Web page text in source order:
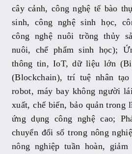
cây cảnh, công nghệ tế bào
sinh, công nghệ sinh học,
công nghệ nuôi trồng thủy
nuôi, chế phẩm sinh học);
thông tin, IoT, dữ liệu lớn
(Blockchain), trí tuệ nhân
robot, máy bay không người
xuất, chế biến, bảo quản trong
ứng dụng công nghệ cao;
chuyển đổi số trong nông
nông nghiệp tuần hoàn,